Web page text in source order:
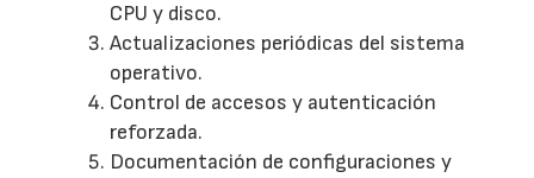
CPU y disco.
Actualizaciones periódicas del sistema
operativo.
Control de accesos y autenticación
reforzada.
Documentación de configuraciones y